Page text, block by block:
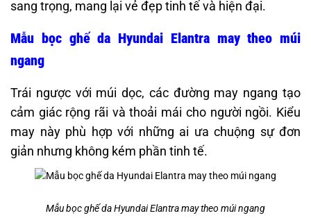
sang trọng, mang lại vẻ đẹp tinh tế và hiện đại. ​
Mẫu bọc ghế da Hyundai Elantra may theo múi
ngang
Trái ngược với múi dọc, các đường may ngang tạo
cảm giác rộng rãi và thoải mái cho người ngồi. Kiểu
may này phù hợp với những ai ưa chuộng sự đơn
giản nhưng không kém phần tinh tế.​
Mẫu bọc ghế da Hyundai Elantra may theo múi ngang